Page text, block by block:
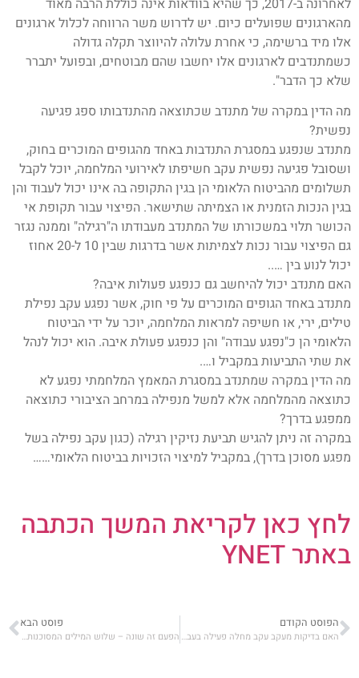
מהארגונים שפועלים כיום. יש לדרוש משר הרווחה לכלול ארגונים
אלו מיד ברשימה, כי אחרת עלולה להיווצר תקלה גדולה
כשמתנדבים לארגונים אלו יחשבו שהם מבוטחים, ובפועל יתברר
שלא כך הדבר".
מה הדין במקרה של מתנדב שכתוצאה מהתנדבותו ספג פגיעה
נפשית?
מתנדב שנפגע במסגרת התנדבות באחד מהגופים המוכרים בחוק,
ושסובל פגיעה נפשית עקב חשיפתו לאירועי המלחמה, יוכל לקבל
תשלומים מהביטוח הלאומי הן בגין התקופה בה אינו יכול לעבוד והן
בגין הנכות הזמנית או הצמיתה שתישאר. הפיצוי עבור תקופת אי
הכושר תלוי במשכורתו של המתנדב מעבודתו ה"רגילה" וממנה נגזר
גם הפיצוי עבור נכות לצמיתות אשר בדרגות שבין 10 ל-20 אחוז
יכול לנוע בין …..
האם מתנדב יכול להיחשב גם כנפגע פעולות איבה?
מתנדב באחד הגופים המוכרים על פי חוק, אשר נפגע עקב נפילת
טילים, ירי, או חשיפה למראות המלחמה, יוכר על ידי הביטוח
הלאומי הן כ"נפגע עבודה" והן כנפגע פעולת איבה. הוא יכול לנהל
את שתי התביעות במקביל ו….
מה הדין במקרה שמתנדב במסגרת המאמץ המלחמתי נפגע לא
כתוצאה מהמלחמה אלא למשל מנפילה במרחב הציבורי כתוצאה
ממפגע בדרך?
במקרה זה ניתן להגיש תביעת נזיקין רגילה (כגון עקב נפילה בשל
מפגע מסוכן בדרך), במקביל למיצוי הזכויות בביטוח הלאומי……
לחץ כאן לקריאת המשך הכתבה
באתר YNET
הפוסט הקודם
האם בדיקות מעקב עקב מחלה פעילה בעבר אינן מכוסות בביטוח בריאות?
פוסט הבא
הפעם זה שונה – שלוש המילים המסוכנות ביותר בעולם ההשקעות